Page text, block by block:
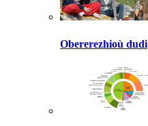
Obererezhioù dudi